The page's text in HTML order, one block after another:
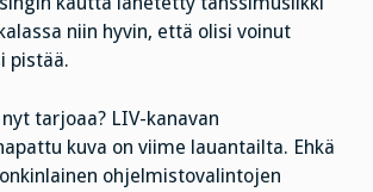
niin hyvin, että olisi voinut
pistää.
tarjoaa? LIV-kanavan
kuva on viime lauantailta. Ehkä
ohjelmistovalintojen